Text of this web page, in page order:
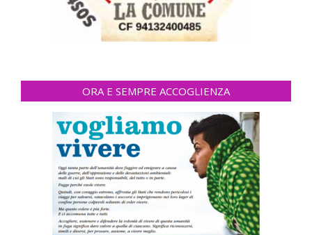
ORA E SEMPRE ACCOGLIENZA